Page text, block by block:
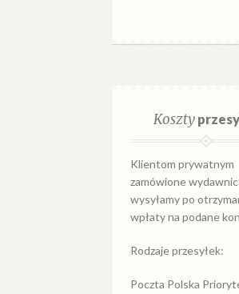
Koszty
Klientom prywatnym
zamówione
wysyłamy po
wpłaty na podane
Rodzaje przesyłek:
Poczta Polska